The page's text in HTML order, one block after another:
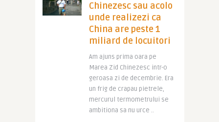
Chinezesc sau acolo
unde realizezi ca
China are peste 1
miliard de locuitori
Am ajuns prima oara pe
Marea Zid Chinezesc intr-o
geroasa zi de decembrie. Era
un frig de crapau pietrele,
mercurul termometrului se
ambitiona sa nu urce ..